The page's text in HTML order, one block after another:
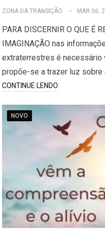
ZONA DA TRANSIÇÃO MAR 06,
PARA DISCERNIR O QUE É
IMAGINAÇÃO nas
extraterrestres é necessário
propõe-se a trazer luz
CONTINUE LENDO
NOVO